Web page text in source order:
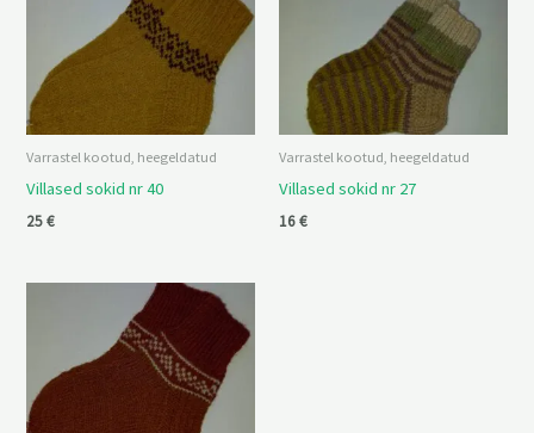
Varrastel kootud, heegeldatud
Villased sokid nr 40
25€
Varrastel kootud, heegeldatud
Villased sokid nr 27
16€